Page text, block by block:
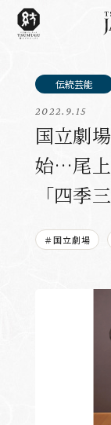
2022.9.15
国立劇
始…尾上
「四季
＃国立劇場